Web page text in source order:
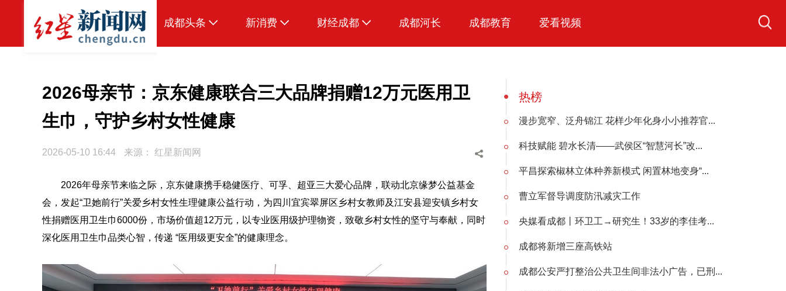
成都头条
本地
国内
传真机
公示
新消费 财经成都 成都河长 成都教育 爱看视频
2026母亲节：京东健康联合三大品牌捐赠12万元医用卫
生巾，守护乡村女性健康
2026-05-10 16:44 来源： 红星新闻网
2026年母亲节来临之际，京东健康携手稳健医疗、可孚、超亚三大爱心品牌，联动北京缘梦公益基金
会，发起“卫她前行”关爱乡村女性生理健康公益行动，为四川宜宾翠屏区乡村女教师及江安县迎安镇乡村女
性捐赠医用卫生巾6000份，市场价值超12万元，以专业医用级护理物资，致敬乡村女性的坚守与奉献，同时
深化医用卫生巾品类心智，传递 “医用级更安全”的健康理念。
热榜
漫步宽窄、泛舟锦江 花样少年化身小小推荐官...
科技赋能 碧水长清——武侯区“智慧河长”改...
平昌探索椒林立体种养新模式 闲置林地变身“...
曹立军督导调度防汛减灾工作
央媒看成都丨环卫工→研究生！33岁的李佳考...
成都将新增三座高铁站
成都公安严打整治公共卫生间非法小广告，已刑...